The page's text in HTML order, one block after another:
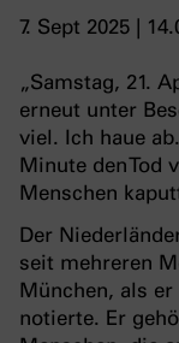
7. Sept 2025 |
„Samstag, 21.
erneut unter
viel. Ich haue
Minute den Tod
Menschen
Der
seit mehreren
München, als er
notierte. Er